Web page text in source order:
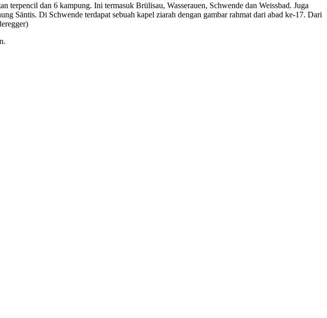
terpencil dan 6 kampung. Ini termasuk Brülisau, Wasserauen, Schwende dan Weissbad. Juga
Säntis. Di Schwende terdapat sebuah kapel ziarah dengan gambar rahmat dari abad ke-17. Dari